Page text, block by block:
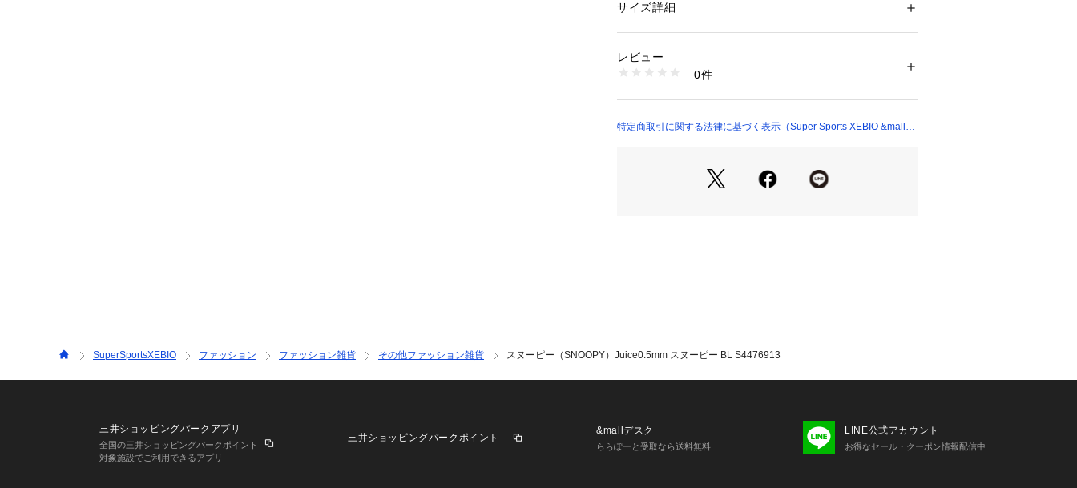
記と異なる場合がございます。
掲載の価格・製品のパッケージ・デザイン・仕様につい
て、予告なく変更することがあります。あらかじめご了
ニア】【じゅにあ】【子供】【JR】
性別：キッズ・ベビー
1540000156221
サイズ詳細
レビュー
0件
特定商取引に関する法律に基づく表示（Super Sports XEBIO &mall
SuperSportsXEBIO ファッション ファッション雑貨 その他ファッション雑貨 スヌーピー（SNOOPY）Juice0.5mm スヌーピー BL S4476913
三井ショッピングパークアプリ
全国の三井ショッピングパークポイント
対象施設でご利用できるアプリ
三井ショッピングパークポイント
&mallデスク
ららぽーと受取なら送料無料
LINE公式アカウント
お得なセール・クーポン情報配信中